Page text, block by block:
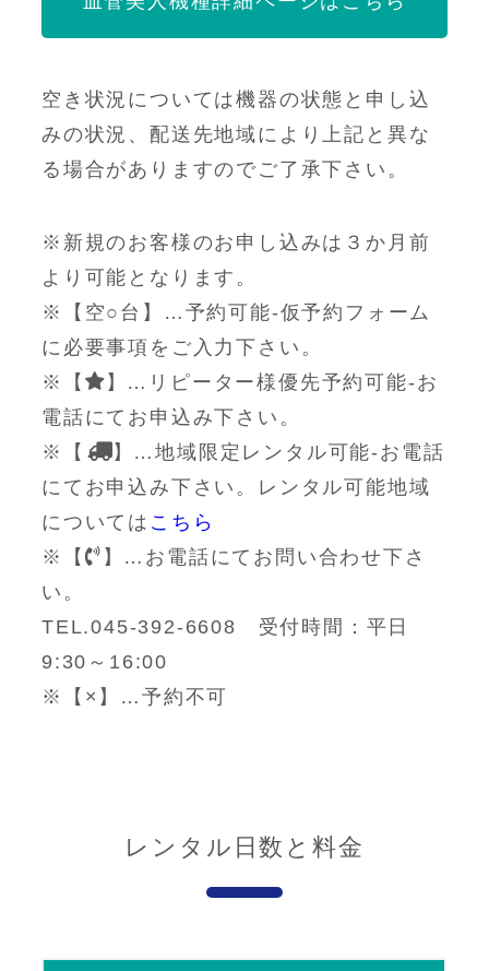
空き状況については機器の状態と申し込
みの状況、配送先地域により上記と異な
る場合がありますのでご了承下さい。
※新規のお客様のお申し込みは３か月前
より可能となります。
※【空○台】…予約可能-仮予約フォーム
に必要事項をご入力下さい。
※【
】…リピーター様優先予約可能-お
電話にてお申込み下さい。
※【
】…地域限定レンタル可能-お電話
にてお申込み下さい。レンタル可能地域
については こちら
※【
】…お電話にてお問い合わせ下さ
い。
TEL.045-392-6608 受付時間：平日
9:30～16:00
※【×】…予約不可
レンタル日数と料金